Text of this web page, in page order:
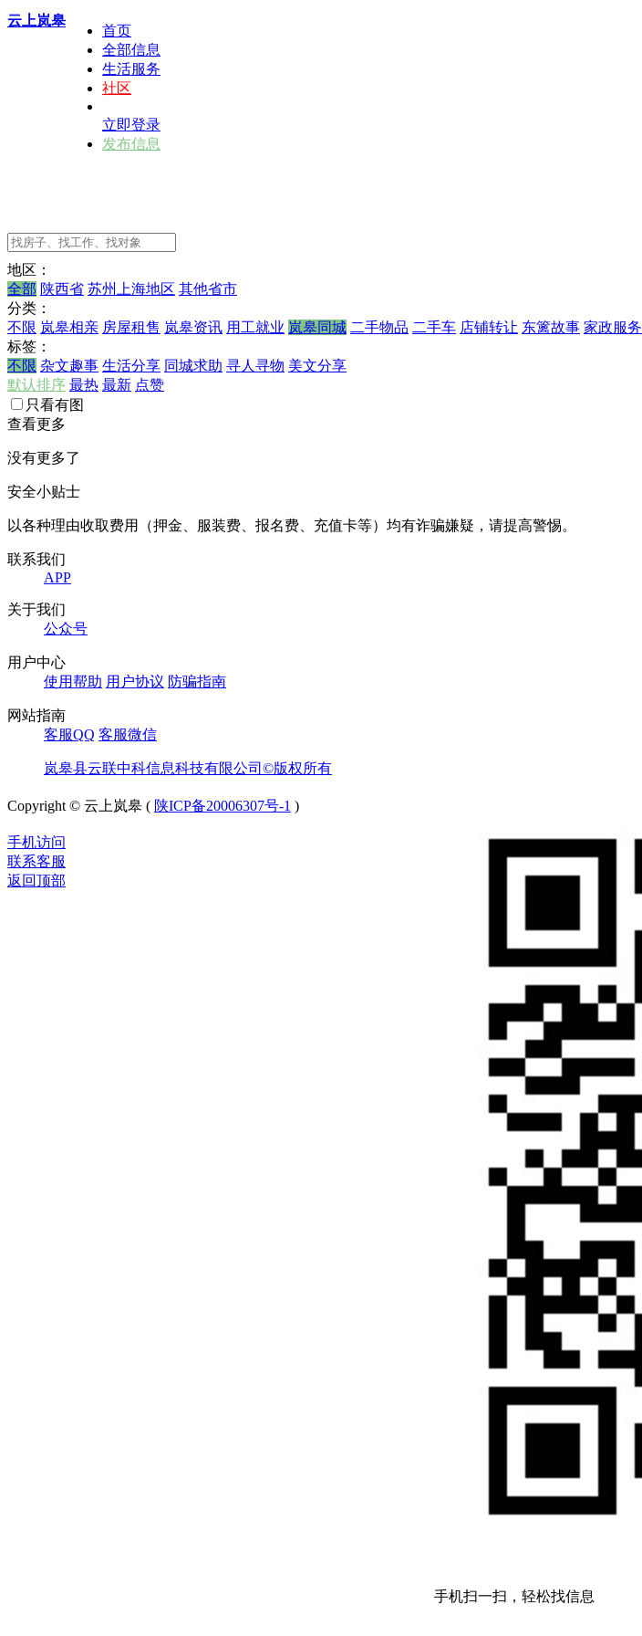
云上岚皋
首页
全部信息
生活服务
社区
立即登录
发布信息
地区：
全部 陕西省 苏州上海地区 其他省市
分类：
不限 岚皋相亲 房屋租售 岚皋资讯 用工就业 岚皋同城 二手物品 二手车 店铺转让 东篱故事 家政服务
标签：
不限 杂文趣事 生活分享 同城求助 寻人寻物 美文分享
默认排序 最热 最新 点赞
只看有图
查看更多
没有更多了
安全小贴士
以各种理由收取费用（押金、服装费、报名费、充值卡等）均有诈骗嫌疑，请提高警惕。
联系我们
APP
关于我们
公众号
用户中心
使用帮助 用户协议 防骗指南
网站指南
客服QQ 客服微信
岚皋县云联中科信息科技有限公司©版权所有
手机扫一扫，轻松找信息
Copyright © 云上岚皋 ( 陕ICP备20006307号-1 )
手机访问
联系客服
返回顶部